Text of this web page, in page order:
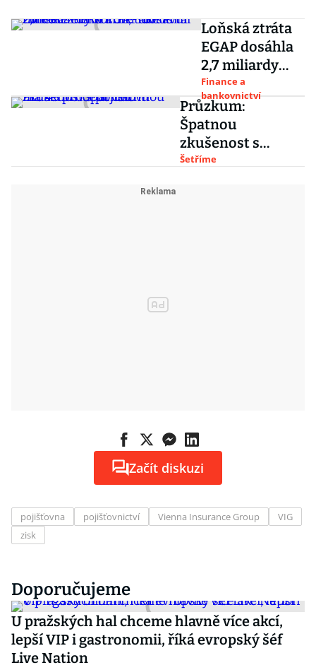
Loňská ztráta
EGAP dosáhla
2,7 miliardy
korun, také
kvůli turecké
elektrárně
Yunus Emre
Finance a
bankovnictví
Průzkum:
Špatnou
zkušenost s
pojišťovnou má 43
Šetříme
Začít diskuzi
pojišťovna pojišťovnictví Vienna Insurance Group
VIG
zisk
Doporučujeme
U pražských hal chceme hlavně více akcí,
lepší VIP i gastronomii, říká evropský šéf
Live Nation